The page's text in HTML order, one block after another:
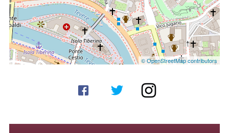
© OpenStreetMap contributors